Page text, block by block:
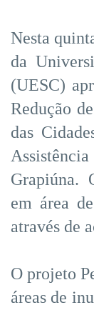
Nesta
da
(UESC)
Redução
das
Grapiúna.
em área
através de
O projeto
áreas de